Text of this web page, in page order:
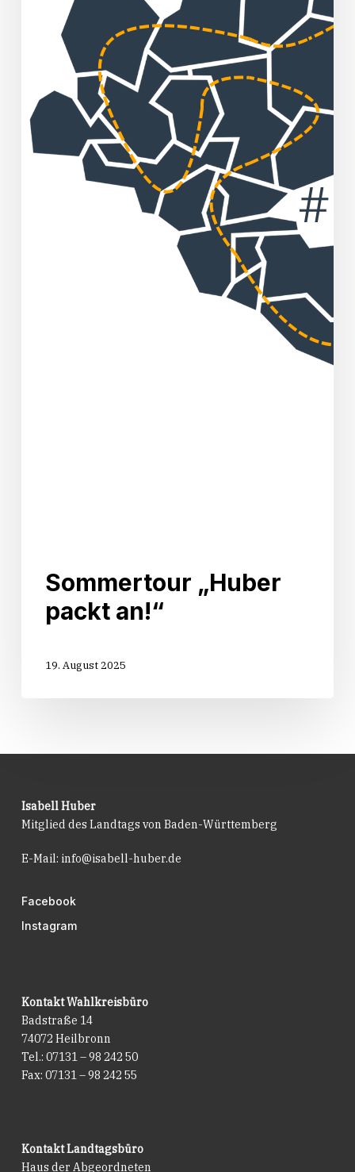
Sommertour „Huber
packt an!“
19. August 2025
Isabell Huber
Mitglied des Landtags von Baden-Württemberg
E-Mail: info@isabell-huber.de
Facebook
Instagram
Kontakt Wahlkreisbüro
Badstraße 14
74072 Heilbronn
Tel.: 07131 – 98 242 50
Fax: 07131 – 98 242 55
Kontakt Landtagsbüro
Haus der Abgeordneten